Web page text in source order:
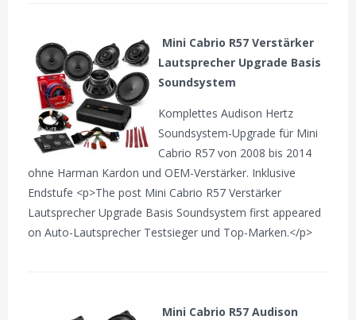
Mini Cabrio R57 Verstärker
Lautsprecher Upgrade Basis
Soundsystem
Komplettes Audison Hertz
Soundsystem-Upgrade für Mini
Cabrio R57 von 2008 bis 2014
ohne Harman Kardon und OEM-Verstärker. Inklusive
Endstufe <p>The post Mini Cabrio R57 Verstärker
Lautsprecher Upgrade Basis Soundsystem first appeared
on Auto-Lautsprecher Testsieger und Top-Marken.</p>
Mini Cabrio R57 Audison